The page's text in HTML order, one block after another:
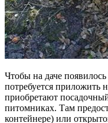
Чтобы на даче
потребуется приложить
приобретают
питомниках. Там
контейнере) или